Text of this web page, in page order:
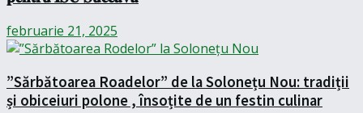
februarie 21, 2025
”Sărbătoarea Roadelor” de la Solonețu Nou: tradiții
și obiceiuri polone , însoțite de un festin culinar